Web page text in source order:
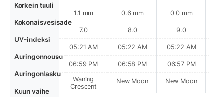
Korkein tuuli
Kokonaisvesisade
UV-indeksi
Auringonnousu
Auringonlasku
Kuun vaihe
1.1 mm
7.0
05:21 AM
06:59 PM
Waning
Crescent
0.6 mm
8.0
05:22 AM
06:58 PM
New Moon
0.0 mm
9.0
05:22 AM
06:57 PM
New Moon